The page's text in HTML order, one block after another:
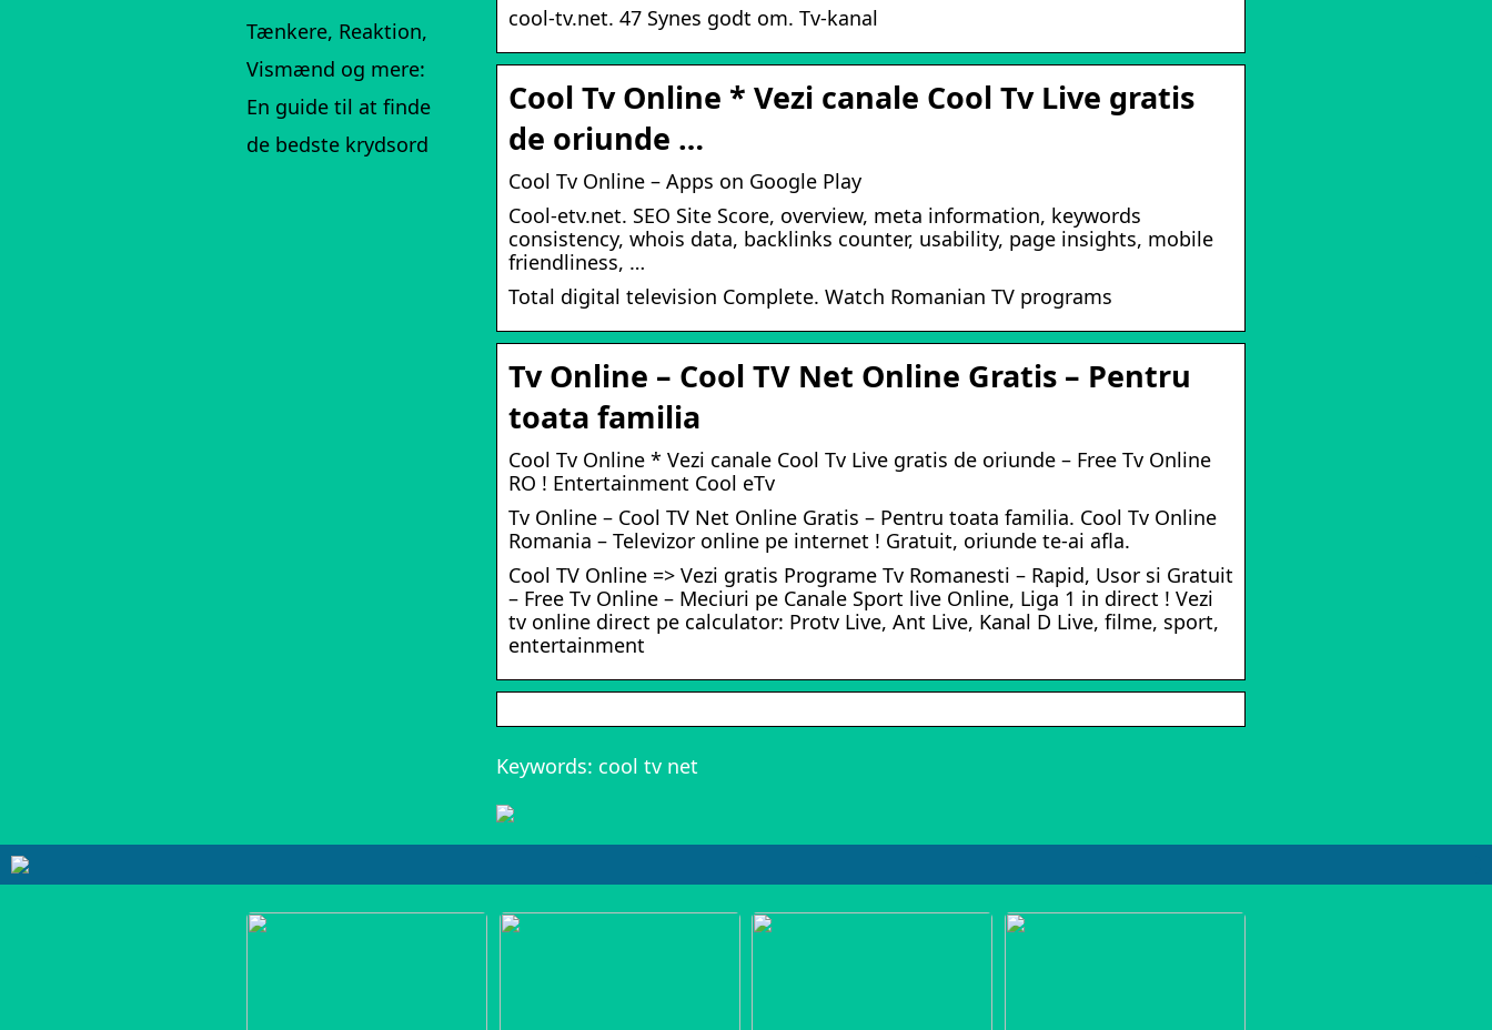
cool-tv.net. 47 Synes godt om. Tv-kanal
Cool Tv Online * Vezi canale Cool Tv Live gratis
de oriunde …
Cool Tv Online – Apps on Google Play
Cool-etv.net. SEO Site Score, overview, meta information, keywords
consistency, whois data, backlinks counter, usability, page insights, mobile
friendliness, …
Total digital television Complete. Watch Romanian TV programs
Tv Online – Cool TV Net Online Gratis – Pentru
toata familia
Cool Tv Online * Vezi canale Cool Tv Live gratis de oriunde – Free Tv Online
RO ! Entertainment Cool eTv
Tv Online – Cool TV Net Online Gratis – Pentru toata familia. Cool Tv Online
Romania – Televizor online pe internet ! Gratuit, oriunde te-ai afla.
Cool TV Online => Vezi gratis Programe Tv Romanesti – Rapid, Usor si Gratuit
– Free Tv Online – Meciuri pe Canale Sport live Online, Liga 1 in direct ! Vezi
tv online direct pe calculator: Protv Live, Ant Live, Kanal D Live, filme, sport,
entertainment
Keywords: cool tv net
Tænkere, Reaktion,
Vismænd og mere:
En guide til at finde
de bedste krydsord